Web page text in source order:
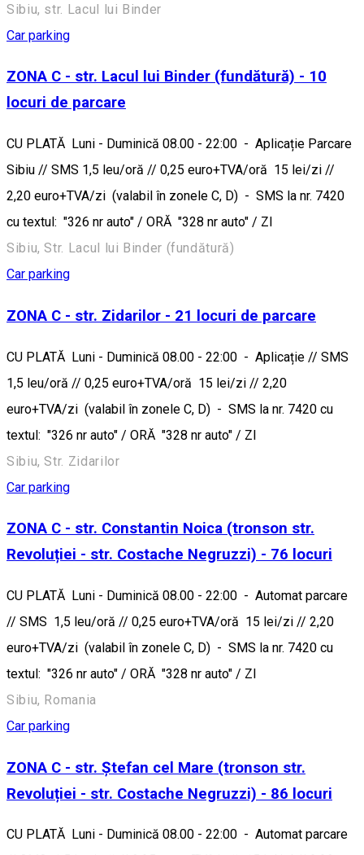
Sibiu, str. Lacul lui Binder
Car parking
ZONA C - str. Lacul lui Binder (fundătură) - 10
locuri de parcare
CU PLATĂ Luni - Duminică 08.00 - 22:00 - Aplicație Parcare
Sibiu // SMS 1,5 leu/oră // 0,25 euro+TVA/oră 15 lei/zi //
2,20 euro+TVA/zi (valabil în zonele C, D) - SMS la nr. 7420
cu textul: "326 nr auto" / ORĂ "328 nr auto" / ZI
Sibiu, Str. Lacul lui Binder (fundătură)
Car parking
ZONA C - str. Zidarilor - 21 locuri de parcare
CU PLATĂ Luni - Duminică 08.00 - 22:00 - Aplicație // SMS
1,5 leu/oră // 0,25 euro+TVA/oră 15 lei/zi // 2,20
euro+TVA/zi (valabil în zonele C, D) - SMS la nr. 7420 cu
textul: "326 nr auto" / ORĂ "328 nr auto" / ZI
Sibiu, Str. Zidarilor
Car parking
ZONA C - str. Constantin Noica (tronson str.
Revoluției - str. Costache Negruzzi) - 76 locuri
CU PLATĂ Luni - Duminică 08.00 - 22:00 - Automat parcare
// SMS 1,5 leu/oră // 0,25 euro+TVA/oră 15 lei/zi // 2,20
euro+TVA/zi (valabil în zonele C, D) - SMS la nr. 7420 cu
textul: "326 nr auto" / ORĂ "328 nr auto" / ZI
Sibiu, Romania
Car parking
ZONA C - str. Ștefan cel Mare (tronson str.
Revoluției - str. Costache Negruzzi) - 86 locuri
CU PLATĂ Luni - Duminică 08.00 - 22:00 - Automat parcare